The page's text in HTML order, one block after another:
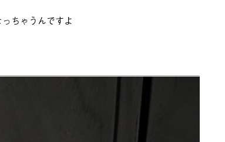
ちゃうんですよ